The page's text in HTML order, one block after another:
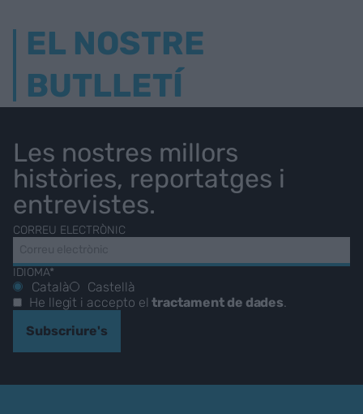
EL NOSTRE
BUTLLETÍ
Les nostres millors
històries, reportatges i
entrevistes.
CORREU ELECTRÒNIC
IDIOMA*
Català
Castellà
He llegit i accepto eltractament de dades.
Subscriure's